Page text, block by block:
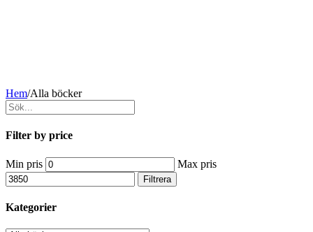
Hem/Alla böcker
Filter by price
Min pris Max pris
Filtrera
Kategorier